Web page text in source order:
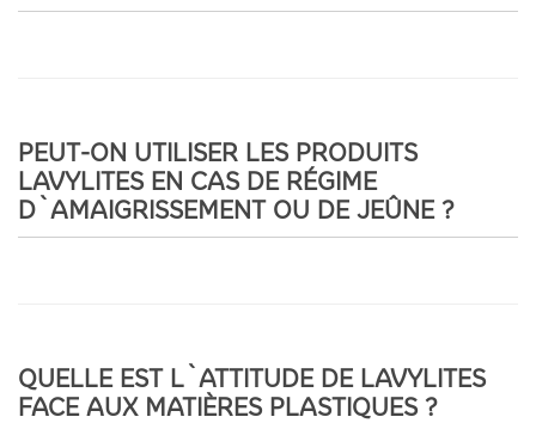
PEUT-ON UTILISER LES PRODUITS
LAVYLITES EN CAS DE RÉGIME
D`AMAIGRISSEMENT OU DE JEÛNE ?
QUELLE EST L`ATTITUDE DE LAVYLITES
FACE AUX MATIÈRES PLASTIQUES ?